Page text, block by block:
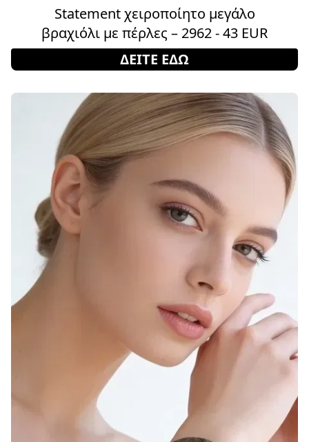
Statement χειροποίητο μεγάλο
βραχιόλι με πέρλες – 2962 - 43 EUR
ΔΕΙΤΕ ΕΔΩ